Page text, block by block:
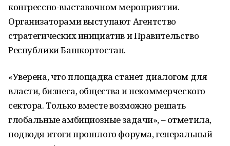
конгрессно-выставочном мероприятии.
Организаторами выступают Агентство
стратегических инициатив и Правительство
Республики Башкортостан.
«Уверена, что площадка станет диалогом для
власти, бизнеса, общества и некоммерческого
сектора. Только вместе возможно решать
глобальные амбициозные задачи», – отметила,
подводя итоги прошлого форума, генеральный